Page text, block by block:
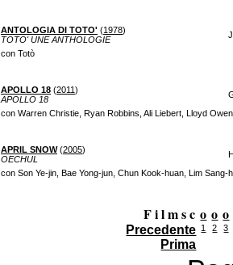
ANTOLOGIA DI TOTO' (1978)
TOTO' UNE ANTHOLOGIE
con Totò
APOLLO 18 (2011)
APOLLO 18
con Warren Christie, Ryan Robbins, Ali Liebert, Lloyd
APRIL SNOW(2005)
OECHUL
con Son Ye-jin, Bae Yong-jun, Chun Kook-huan, Lim Sang-
F i l m s c
Precedente
Prima
o
1
o
2
o
3